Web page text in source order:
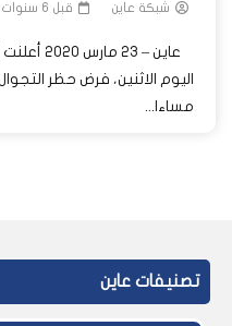
شبكة عاين قبل 6 سنوات
عاين –
اليوم الاثنين، فرض حظر
مساءا...
تصنيفات عاين